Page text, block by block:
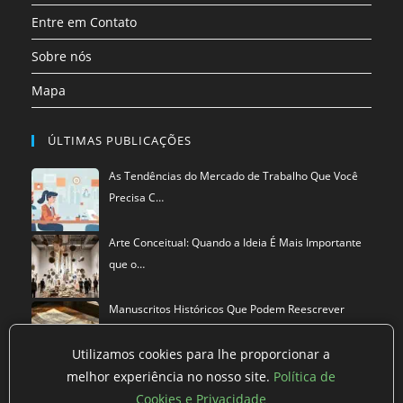
Entre em Contato
Sobre nós
Mapa
ÚLTIMAS PUBLICAÇÕES
As Tendências do Mercado de Trabalho Que Você
Precisa C…
Arte Conceitual: Quando a Ideia É Mais Importante
que o…
Manuscritos Históricos Que Podem Reescrever
Utilizamos cookies para lhe proporcionar a
melhor experiência no nosso site. Política de
Cookies e Privacidade